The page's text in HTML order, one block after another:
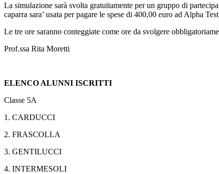
La simulazione sarà svolta gratuitamente per un gruppo di
caparra sara’ usata per pagare le spese di 400,00 euro ad Alpha
Le tre ore saranno conteggiate come ore da svolgere
Prof.ssa Rita Moretti
ELENCO ALUNNI ISCRITTI
Classe 5A
1. CARDUCCI
2. FRASCOLLA
3. GENTILUCCI
4. INTERMESOLI